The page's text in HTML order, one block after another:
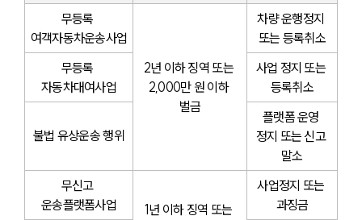
무등록
여객자동차운송사업
2년 이하 징역 또는
2,000만 원 이하
벌금
차량 운행정지
또는 등록취소
무등록
자동차대여사업
사업 정지 또는
등록취소
불법 유상운송 행위
플랫폼 운영
정지 또는 신고
말소
무신고
운송플랫폼사업
1년 이하 징역 또는
사업정지 또는
과징금